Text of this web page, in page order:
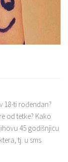
18-ti rođendan?
od tetke? Kako
45 godišnjicu
tj. u sms